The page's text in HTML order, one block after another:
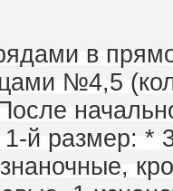
в
№4,5
1-й размер: *